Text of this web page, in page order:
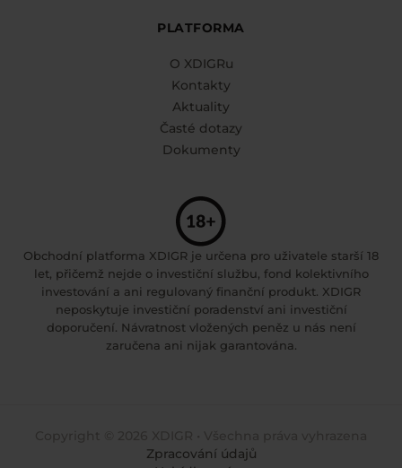
PLATFORMA
O XDIGRu
Kontakty
Aktuality
Časté dotazy
Dokumenty
Obchodní platforma XDIGR je určena pro uživatele starší 18
let, přičemž nejde o investiční službu, fond kolektivního
investování a ani regulovaný finanční produkt. XDIGR
neposkytuje investiční poradenství ani investiční
doporučení. Návratnost vložených peněz u nás není
zaručena ani nijak garantována.
Zpracování údajů